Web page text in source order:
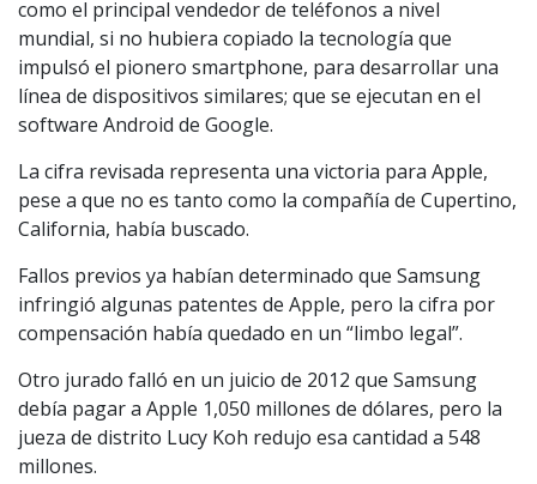
como el principal vendedor de teléfonos a nivel
mundial, si no hubiera copiado la tecnología que
impulsó el pionero smartphone, para desarrollar una
línea de dispositivos similares; que se ejecutan en el
software Android de Google.
La cifra revisada representa una victoria para Apple,
pese a que no es tanto como la compañía de Cupertino,
California, había buscado.
Fallos previos ya habían determinado que Samsung
infringió algunas patentes de Apple, pero la cifra por
compensación había quedado en un “limbo legal”.
Otro jurado falló en un juicio de 2012 que Samsung
debía pagar a Apple 1,050 millones de dólares, pero la
jueza de distrito Lucy Koh redujo esa cantidad a 548
millones.